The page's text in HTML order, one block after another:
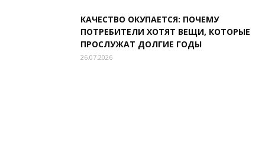
КАЧЕСТВО ОКУПАЕТСЯ: ПОЧЕМУ
ПОТРЕБИТЕЛИ ХОТЯТ ВЕЩИ, КОТОРЫЕ
ПРОСЛУЖАТ ДОЛГИЕ ГОДЫ
26.07.2026